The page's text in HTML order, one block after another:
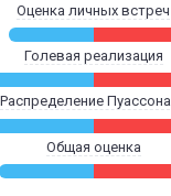
Оценка личных встреч
Голевая реализация
Распределение Пуассона
Общая оценка